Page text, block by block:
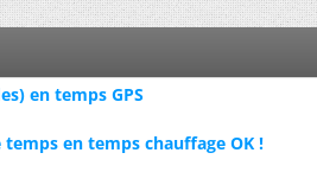
en temps GPS
temps en temps chauffage OK !